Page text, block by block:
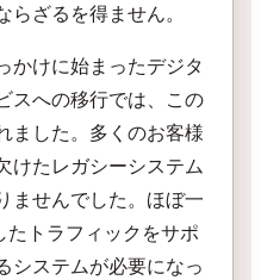
ざるを得ません。
かけに始まったデジタ
スへの移行では、この
ました。多くのお客様
けたレガシーシステム
ませんでした。ほぼ一
トラフィックをサポ
システムが必要になっ